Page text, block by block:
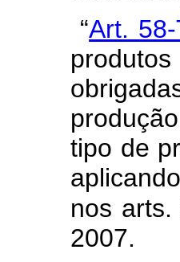
“Art. 58-
tipo de
nos
2007.